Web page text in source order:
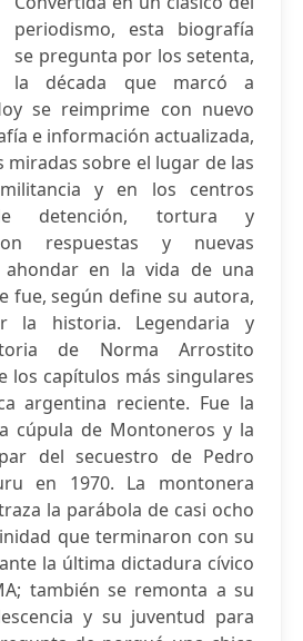
periodismo, esta biografía
se pregunta por los setenta,
la década que marcó a
se reimprime con nuevo
e información actualizada,
miradas sobre el lugar de las
y en los centros
detención, tortura y
respuestas y nuevas
ahondar en la vida de una
fue, según define su autora,
la historia. Legendaria y
de Norma Arrostito
los capítulos más singulares
argentina reciente. Fue la
cúpula de Montoneros y la
del secuestro de Pedro
en 1970. La montonera
la parábola de casi ocho
que terminaron con su
la última dictadura cívico
también se remonta a su
y su juventud para